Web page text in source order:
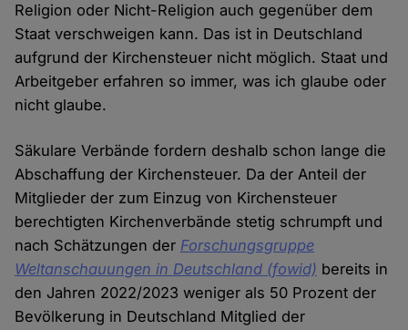
Religion oder Nicht-Religion auch gegenüber dem
Staat verschweigen kann. Das ist in Deutschland
aufgrund der Kirchensteuer nicht möglich. Staat und
Arbeitgeber erfahren so immer, was ich glaube oder
nicht glaube.
Säkulare Verbände fordern deshalb schon lange die
Abschaffung der Kirchensteuer. Da der Anteil der
Mitglieder der zum Einzug von Kirchensteuer
berechtigten Kirchenverbände stetig schrumpft und
nach Schätzungen der Forschungsgruppe
Weltanschauungen in Deutschland (fowid) bereits in
den Jahren 2022/2023 weniger als 50 Prozent der
Bevölkerung in Deutschland Mitglied der